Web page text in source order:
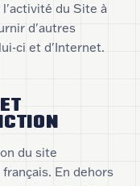
du Site à
d'autres
ci et d'Internet.
du site
En dehors